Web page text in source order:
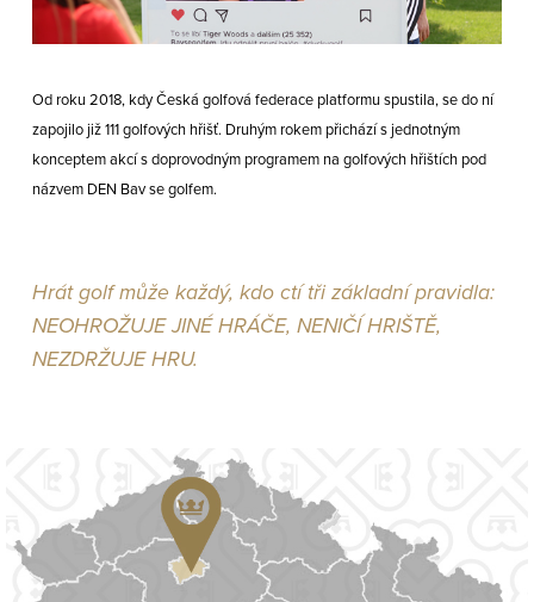
Od roku 2018, kdy Česká golfová federace platformu spustila, se do ní
zapojilo již 111 golfových hřišť. Druhým rokem přichází s jednotným
konceptem akcí s doprovodným programem na golfových hřištích pod
názvem DEN Bav se golfem.
Hrát golf může každý, kdo ctí tři základní pravidla:
NEOHROŽUJE JINÉ HRÁČE, NENIČÍ HRIŠTĚ,
NEZDRŽUJE HRU.